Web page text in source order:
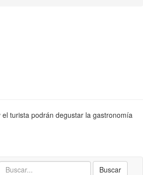
turista podrán degustar la gastronomía
Buscar